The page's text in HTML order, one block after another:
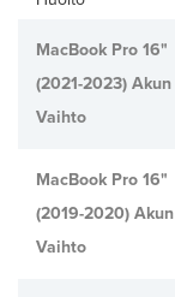
MacBook Pro 16"
(2021-2023) Akun
Vaihto
MacBook Pro 16"
(2019-2020) Akun
Vaihto